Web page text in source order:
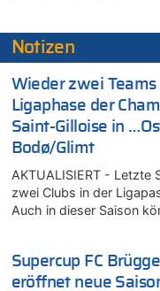
Notizen
Wieder zwei
Ligaphase der
Saint-Gilloise in
Bodø/Glimt
AKTUALISIERT - Letzte
zwei Clubs in der
Auch in dieser Saison
Supercup FC
eröffnet neue